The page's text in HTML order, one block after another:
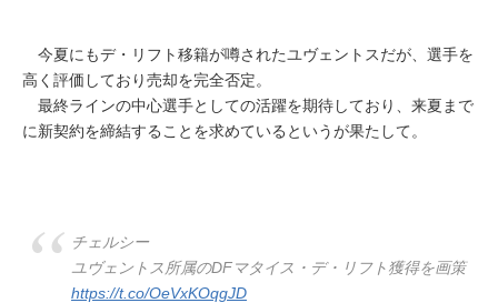
今夏にもデ・リフト移籍が噂されたユヴェントスだが、選手を
高く評価しており売却を完全否定。
最終ラインの中心選手としての活躍を期待しており、来夏まで
に新契約を締結することを求めているというが果たして。
チェルシー
ユヴェントス所属のDFマタイス・デ・リフト獲得を画策
https://t.co/OeVxKOqgJD